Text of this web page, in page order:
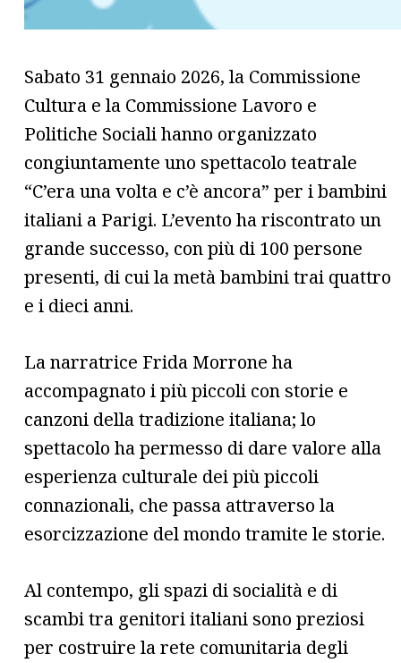
Sabato 31 gennaio 2026, la Commissione
Cultura e la Commissione Lavoro e
Politiche Sociali hanno organizzato
congiuntamente uno spettacolo teatrale
“C’era una volta e c’è ancora” per i bambini
italiani a Parigi. L’evento ha riscontrato un
grande successo, con più di 100 persone
presenti, di cui la metà bambini trai quattro
e i dieci anni.
La narratrice Frida Morrone ha
accompagnato i più piccoli con storie e
canzoni della tradizione italiana; lo
spettacolo ha permesso di dare valore alla
esperienza culturale dei più piccoli
connazionali, che passa attraverso la
esorcizzazione del mondo tramite le storie.
Al contempo, gli spazi di socialità e di
scambi tra genitori italiani sono preziosi
per costruire la rete comunitaria degli